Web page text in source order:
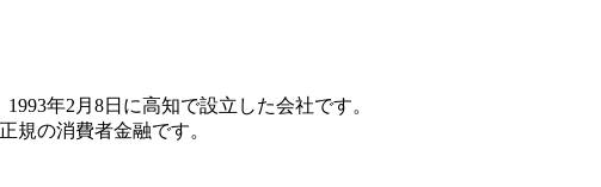
年2月8日に高知で設立した会社です。
規の消費者金融です。